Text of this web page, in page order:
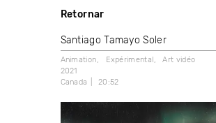
Retornar
Santiago Tamayo Soler
Animation Expérimental
Art vidéo
2021
Canada
20:52